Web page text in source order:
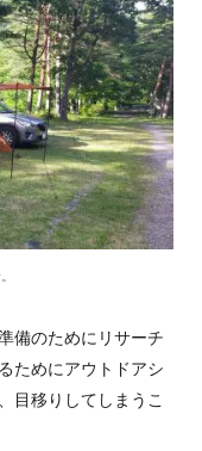
備のためにリサーチ
ためにアウトドアシ
目移りしてしまうこ